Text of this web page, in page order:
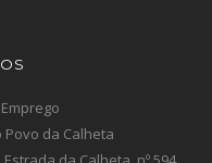
Povo da Calheta